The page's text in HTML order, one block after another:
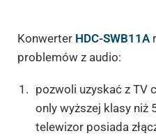
Konwerter HDC-SWB11A
problemów z audio:
pozwoli uzyskać z TV
only wyższej klasy niż
telewizor posiada